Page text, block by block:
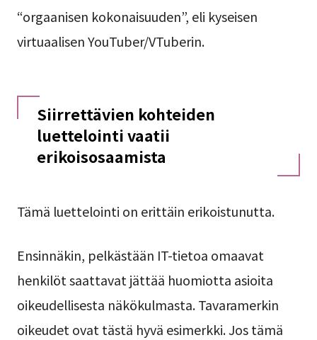
“orgaanisen kokonaisuuden”, eli kyseisen
virtuaalisen YouTuber/VTuberin.
Siirrettävien kohteiden
luettelointi vaatii
erikoisosaamista
Tämä luettelointi on erittäin erikoistunutta.
Ensinnäkin, pelkästään IT-tietoa omaavat
henkilöt saattavat jättää huomiotta asioita
oikeudellisesta näkökulmasta. Tavaramerkin
oikeudet ovat tästä hyvä esimerkki. Jos tämä